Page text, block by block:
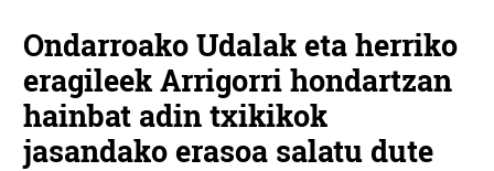
Ondarroako Udalak eta herriko
eragileek Arrigorri hondartzan
hainbat adin txikikok
jasandako erasoa salatu dute